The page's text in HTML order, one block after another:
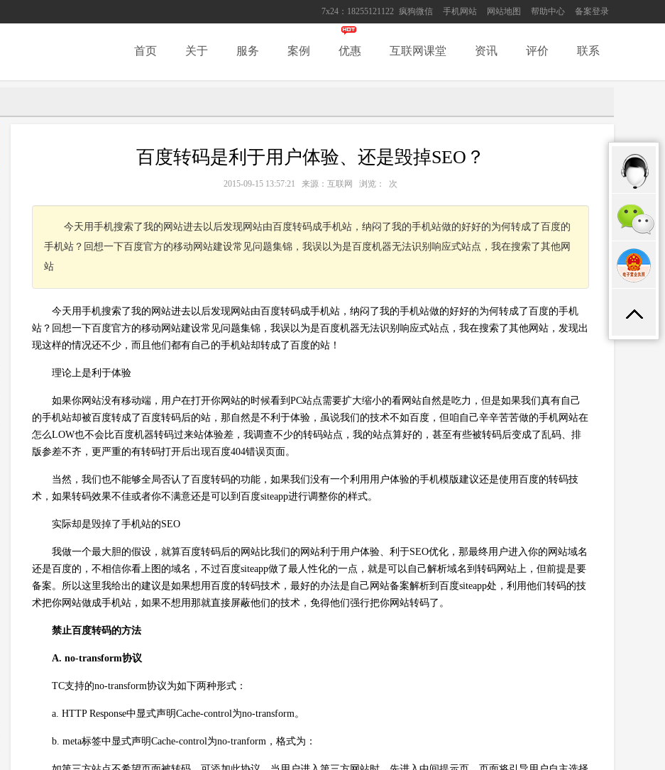
7x24：18255121122 疯狗微信 手机网站 网站地图 帮助中心 备案登录
首页 关于 服务 案例 优惠 互联网课堂 资讯 评价 联系
百度转码是利于用户体验、还是毁掉SEO？
2015-09-15 13:57:21 来源：互联网 浏览： 次
今天用手机搜索了我的网站进去以后发现网站由百度转码成手机站，纳闷了我的手机站做的好好的为何转成了百度的
手机站？回想一下百度官方的移动网站建设常见问题集锦，我误以为是百度机器无法识别响应式站点，我在搜索了其他网
站
今天用手机搜索了我的网站进去以后发现网站由百度转码成手机站，纳闷了我的手机站做的好好的为何转成了百度的手机
站？回想一下百度官方的移动网站建设常见问题集锦，我误以为是百度机器无法识别响应式站点，我在搜索了其他网站，发现出
现这样的情况还不少，而且他们都有自己的手机站却转成了百度的站！
理论上是利于体验
如果你网站没有移动端，用户在打开你网站的时候看到PC站点需要扩大缩小的看网站自然是吃力，但是如果我们真有自己
的手机站却被百度转成了百度转码后的站，那自然是不利于体验，虽说我们的技术不如百度，但咱自己辛辛苦苦做的手机网站在
怎么LOW也不会比百度机器转码过来站体验差，我调查不少的转码站点，我的站点算好的，甚至有些被转码后变成了乱码、排
版参差不齐，更严重的有转码打开后出现百度404错误页面。
当然，我们也不能够全局否认了百度转码的功能，如果我们没有一个利用用户体验的手机模版建议还是使用百度的转码技
术，如果转码效果不佳或者你不满意还是可以到百度siteapp进行调整你的样式。
实际却是毁掉了手机站的SEO
我做一个最大胆的假设，就算百度转码后的网站比我们的网站利于用户体验、利于SEO优化，那最终用户进入你的网站域名
还是百度的，不相信你看上图的域名，不过百度siteapp做了最人性化的一点，就是可以自己解析域名到转码网站上，但前提是要
备案。所以这里我给出的建议是如果想用百度的转码技术，最好的办法是自己网站备案解析到百度siteapp处，利用他们转码的技
术把你网站做成手机站，如果不想用那就直接屏蔽他们的技术，免得他们强行把你网站转码了。
禁止百度转码的方法
A. no-transform协议
TC支持的no-transform协议为如下两种形式：
a. HTTP Response中显式声明Cache-control为no-transform。
b. meta标签中显式声明Cache-control为no-tranform，格式为：